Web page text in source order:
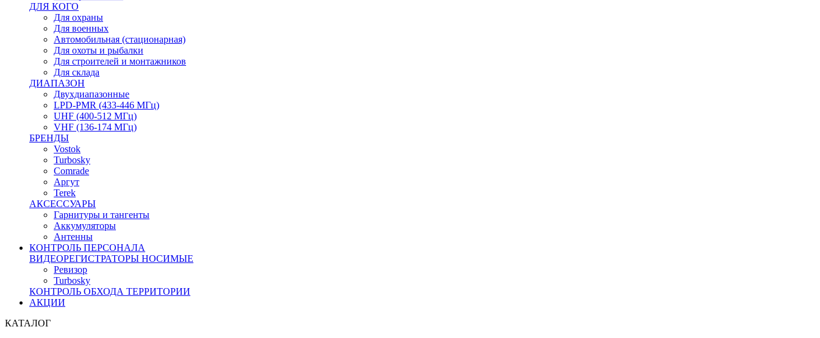
ДЛЯ КОГО
Для охраны
Для военных
Автомобильная (стационарная)
Для охоты и рыбалки
Для строителей и монтажников
Для склада
ДИАПАЗОН
Двухдиапазонные
LPD-PMR (433-446 МГц)
UHF (400-512 МГц)
VHF (136-174 МГц)
БРЕНДЫ
Vostok
Turbosky
Comrade
Аргут
Terek
АКСЕССУАРЫ
Гарнитуры и тангенты
Аккумуляторы
Антенны
КОНТРОЛЬ ПЕРСОНАЛА
ВИДЕОРЕГИСТРАТОРЫ НОСИМЫЕ
Ревизор
Turbosky
КОНТРОЛЬ ОБХОДА ТЕРРИТОРИИ
АКЦИИ
КАТАЛОГ